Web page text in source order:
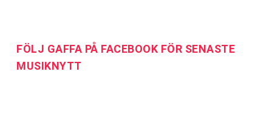
FÖLJ GAFFA PÅ FACEBOOK FÖR SENASTE
MUSIKNYTT